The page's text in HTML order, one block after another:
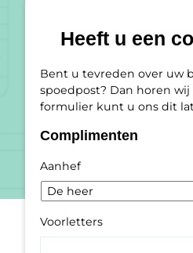
Heeft u een
Bent u tevreden over uw
spoedpost? Dan horen
formulier kunt u ons dit
Complimenten
Aanhef
Voorletters